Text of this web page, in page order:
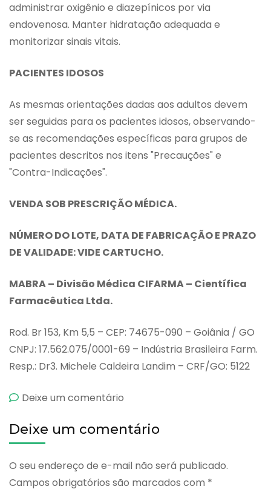
administrar oxigênio e diazepínicos por via
endovenosa. Manter hidratação adequada e
monitorizar sinais vitais.
PACIENTES IDOSOS
As mesmas orientações dadas aos adultos devem
ser seguidas para os pacientes idosos, observando-
se as recomendações específicas para grupos de
pacientes descritos nos itens "Precauções" e
"Contra-Indicações".
VENDA SOB PRESCRIÇÃO MÉDICA.
NÚMERO DO LOTE, DATA DE FABRICAÇÃO E PRAZO
DE VALIDADE: VIDE CARTUCHO.
MABRA – Divisão Médica CIFARMA – Científica
Farmacêutica Ltda.
Rod. Br 153, Km 5,5 – CEP: 74675-090 – Goiânia / GO
CNPJ: 17.562.075/0001-69 – Indústria Brasileira Farm.
Resp.: Dr3. Michele Caldeira Landim – CRF/GO: 5122
Deixe um comentário
Deixe um comentário
O seu endereço de e-mail não será publicado.
Campos obrigatórios são marcados com *